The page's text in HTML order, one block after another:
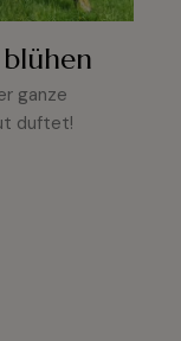
ganze
duftet!